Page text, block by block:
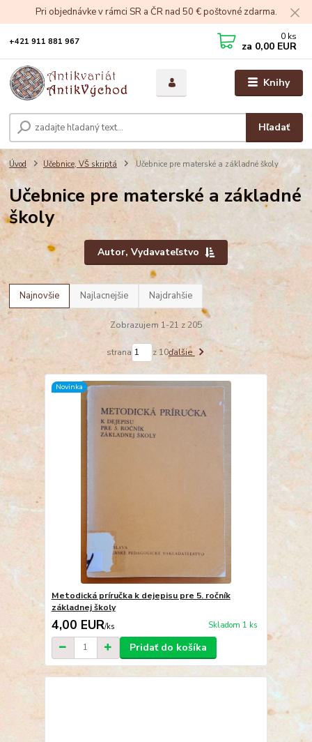
Pri objednávke v rámci SR a ČR nad 50 € poštovné zdarma.
Knihy
Hľadať
+421 911 881 967 0 ks
za 0,00 EUR
Úvod Učebnice, VŠ skriptá Učebnice pre materské a základné školy
Učebnice pre materské a základné
školy
Autor, Vydavateľstvo
Najnovšie Najlacnejšie Najdrahšie
Zobrazujem 1-21 z 205
strana z 10ďalšie
Novinka
Metodická príručka k dejepisu pre 5. ročník
základnej školy
4,00 EUR/ks Skladom 1 ks
Pridať do košíka